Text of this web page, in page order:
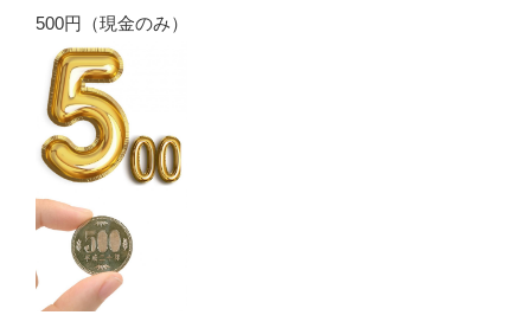
500円（現金のみ）